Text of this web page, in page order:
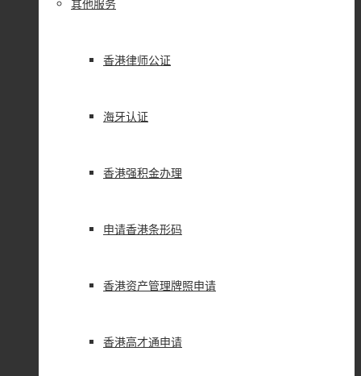
其他服务
香港律师公证
海牙认证
香港强积金办理
申请香港条形码
香港资产管理牌照申请
香港高才通申请